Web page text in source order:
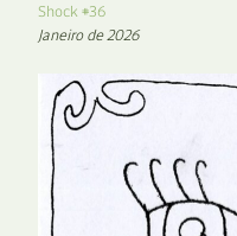
Shock #36
Janeiro de 2026